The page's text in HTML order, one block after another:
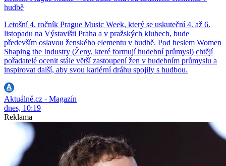
hudbě
Letošní 4. ročník Prague Music Week, který se uskuteční 4. až 6.
listopadu na Výstavišti Praha a v pražských klubech, bude
především oslavou ženského elementu v hudbě. Pod heslem Women
Shaping the Industry (Ženy, které formují hudební průmysl) chtějí
pořadatelé ocenit stále větší zastoupení žen v hudebním průmyslu a
inspirovat další, aby svou kariérní dráhu spojily s hudbou.
Aktuálně.cz - Magazín
dnes, 10:19
Reklama